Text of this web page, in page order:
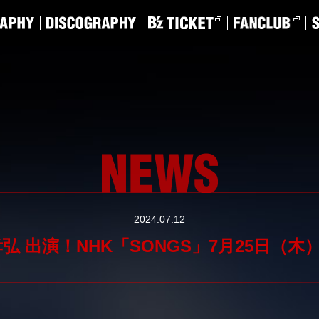
2024.07.12
出演！NHK「SONGS」7月25日（木